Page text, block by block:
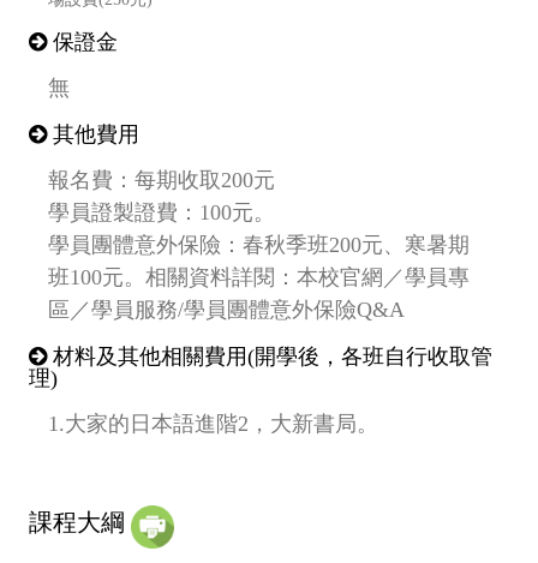
保證金
無
其他費用
報名費：每期收取200元
學員證製證費：100元。
學員團體意外保險：春秋季班200元、寒暑期
班100元。相關資料詳閱：本校官網／學員專
區／學員服務/學員團體意外保險Q&A
材料及其他相關費用(開學後，各班自行收取管
理)
1.大家的日本語進階2，大新書局。
課程大綱